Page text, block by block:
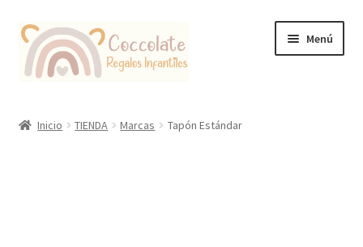
Ir
la
Ir
contenido
Menú
Inicio TIENDA Marcas Tapón Estándar